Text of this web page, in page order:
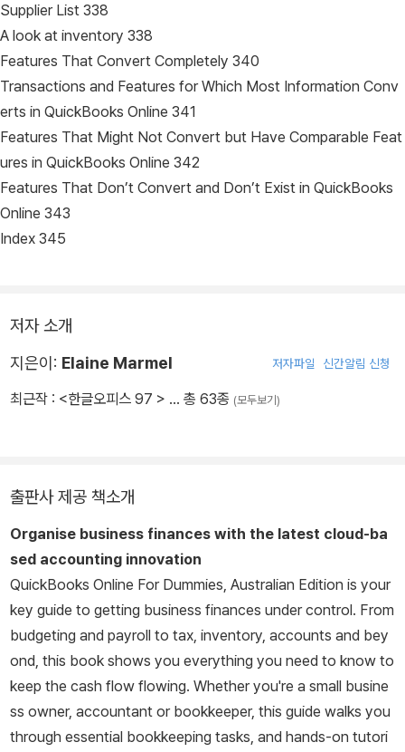
Supplier List 338
A look at inventory 338
Features That Convert Completely 340
Transactions and Features for Which Most Information Conv
erts in QuickBooks Online 341
Features That Might Not Convert but Have Comparable Feat
ures in QuickBooks Online 342
Features That Don’t Convert and Don’t Exist in QuickBooks
Online 343
Index 345
저자 소개
지은이: Elaine Marmel 저자파일 신간알림 신청
최근작 : <한글오피스 97 > … 총 63종 (모두보기)
출판사 제공 책소개
Organise business finances with the latest cloud-ba
sed accounting innovation
QuickBooks Online For Dummies, Australian Edition is your
key guide to getting business finances under control. From
budgeting and payroll to tax, inventory, accounts and bey
ond, this book shows you everything you need to know to
keep the cash flow flowing. Whether you're a small busine
ss owner, accountant or bookkeeper, this guide walks you
through essential bookkeeping tasks, and hands-on tutori